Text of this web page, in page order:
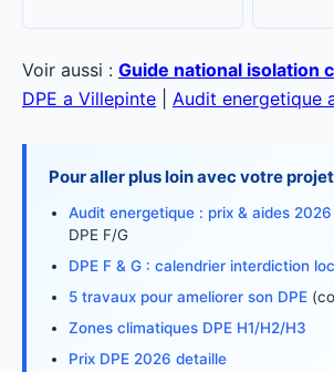
Voir aussi : Guide national isolation
DPE a Villepinte
Audit energetique
Pour aller plus loin avec votre
Audit energetique : prix & aides 2026
DPE F/G
DPE F & G : calendrier interdiction
5 travaux pour ameliorer son DPE
Zones climatiques DPE H1/H2/H3
Prix DPE 2026 detaille